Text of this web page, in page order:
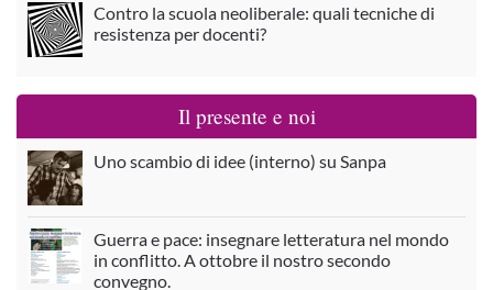
Contro la scuola neoliberale: quali tecniche di
resistenza per docenti?
Il presente e noi
Uno scambio di idee (interno) su Sanpa
Guerra e pace: insegnare letteratura nel mondo
in conflitto. A ottobre il nostro secondo
convegno.